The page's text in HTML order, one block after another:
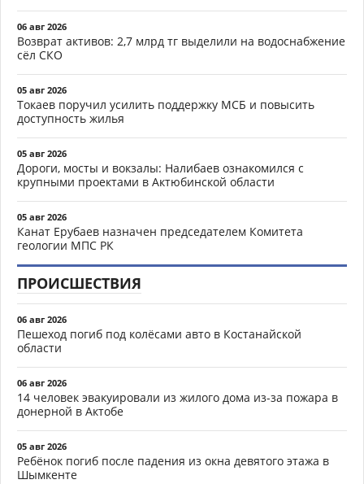
06 авг 2026
Возврат активов: 2,7 млрд тг выделили на водоснабжение
сёл СКО
05 авг 2026
Токаев поручил усилить поддержку МСБ и повысить
доступность жилья
05 авг 2026
Дороги, мосты и вокзалы: Налибаев ознакомился с
крупными проектами в Актюбинской области
05 авг 2026
Канат Ерубаев назначен председателем Комитета
геологии МПС РК
ПРОИСШЕСТВИЯ
06 авг 2026
Пешеход погиб под колёсами авто в Костанайской
области
06 авг 2026
14 человек эвакуировали из жилого дома из-за пожара в
донерной в Актобе
05 авг 2026
Ребёнок погиб после падения из окна девятого этажа в
Шымкенте